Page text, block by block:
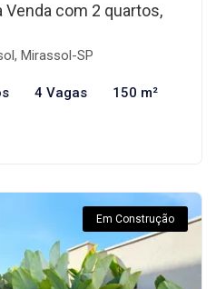
Venda com 2 quartos,
Mirassol-SP
4 Vagas 150 m²
Em Construção